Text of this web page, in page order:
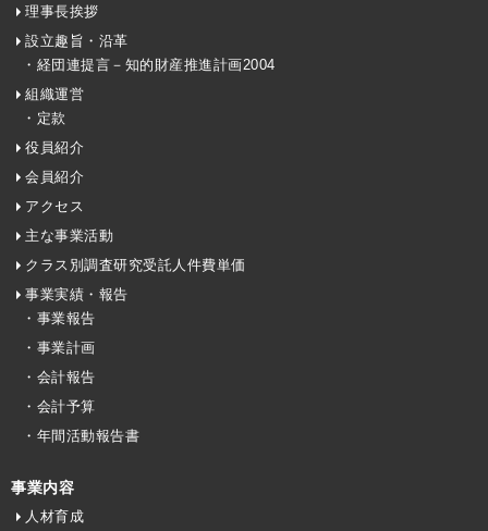
理事長挨拶
設立趣旨・沿革
・経団連提言－知的財産推進計画2004
組織運営
・定款
役員紹介
会員紹介
アクセス
主な事業活動
クラス別調査研究受託人件費単価
事業実績・報告
・事業報告
・事業計画
・会計報告
・会計予算
・年間活動報告書
事業内容
人材育成